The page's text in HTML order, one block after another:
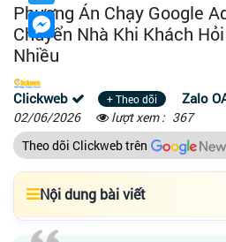
Phương Án Chạy Google
Chuyển Nhà Khi Khách
Nhiều
Clickweb + Theo dõi Zalo
02/06/2026 lượt xem : 367
Theo dõi Clickweb trên
Nội dung bài viết
Messenger